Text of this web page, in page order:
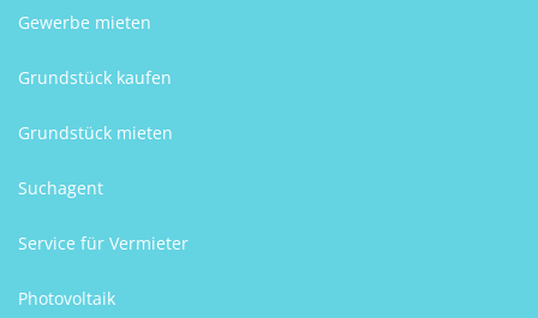
Gewerbe mieten
Grundstück kaufen
Grundstück mieten
Suchagent
Service für Vermieter
Photovoltaik